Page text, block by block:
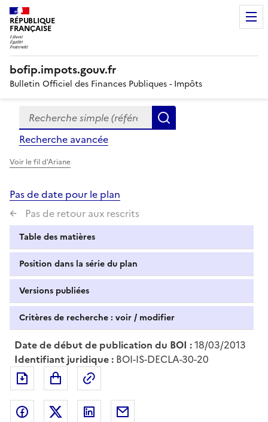
RÉPUBLIQUE
FRANÇAISE
bofip.impots.gouv.fr
Bulletin Officiel des Finances Publiques - Impôts
Formulaire
de
recherche
Recherche simple (références, mots clés, partie du
Recherche avancée
Voir le fil d'Ariane
Pas de date pour le plan
Pas de retour aux rescrits
Table des matières
Position dans la série du plan
Versions publiées
Critères de recherche : voir / modifier
Date de début de publication du BOI :18/03/2013
Identifiant juridique : BOI-IS-DECLA-30-20
Exporter le document au format pdf
Partager sur Facebook
Partager sur Twitter
Partager sur LinkedIn